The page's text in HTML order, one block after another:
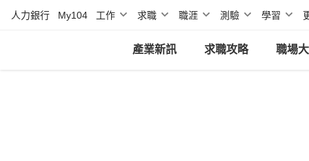
人力銀行 My104 工作 求職 職涯 測驗 學習
產業新訊 求職攻略 職場